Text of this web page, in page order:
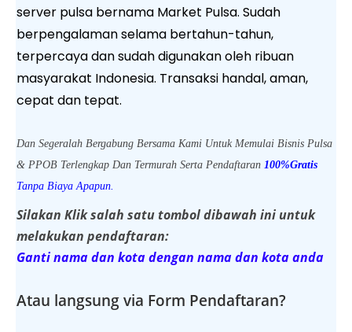
server pulsa bernama Market Pulsa. Sudah
berpengalaman selama bertahun-tahun,
terpercaya dan sudah digunakan oleh ribuan
masyarakat Indonesia. Transaksi handal, aman,
cepat dan tepat.
Dan Segeralah Bergabung Bersama Kami Untuk Memulai Bisnis Pulsa
& PPOB Terlengkap Dan Termurah Serta Pendaftaran 100%Gratis
Tanpa Biaya Apapun.
Silakan Klik salah satu tombol dibawah ini untuk
melakukan pendaftaran:
Ganti nama dan kota dengan nama dan kota anda
Atau langsung via Form Pendaftaran?